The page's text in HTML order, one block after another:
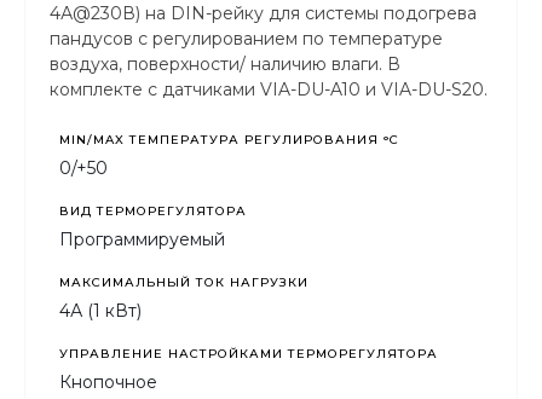
4А@230В) на DIN-рейку для системы подогрева
пандусов с регулированием по температуре
воздуха, поверхности/ наличию влаги. В
комплекте с датчиками VIA-DU-A10 и VIA-DU-S20.
MIN/MAX ТЕМПЕРАТУРА РЕГУЛИРОВАНИЯ °С
0/+50
ВИД ТЕРМОРЕГУЛЯТОРА
Программируемый
МАКСИМАЛЬНЫЙ ТОК НАГРУЗКИ
4А (1 кВт)
УПРАВЛЕНИЕ НАСТРОЙКАМИ ТЕРМОРЕГУЛЯТОРА
Кнопочное